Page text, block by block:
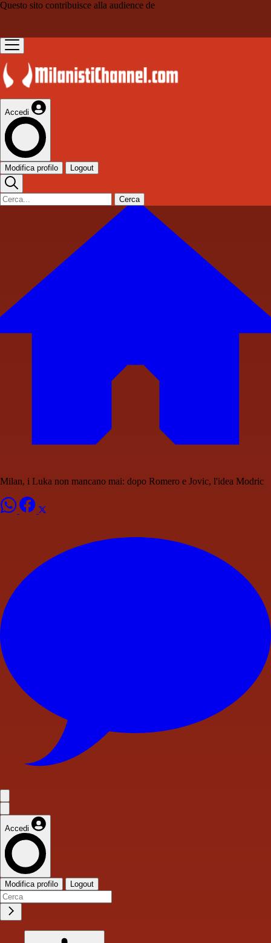
Questo sito contribuisce alla audience de
Accedi
Modifica profilo Logout
Cerca
Milan, i Luka non mancano mai: dopo Romero e Jovic, l'idea Modric
Accedi
Modifica profilo Logout